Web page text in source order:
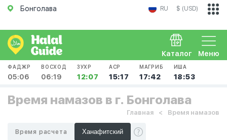
Бонголава RU $ (USD)
Меню
Каталог
ФАДЖР
05:06
ВОСХОД
06:19
ЗУХР
12:07
АСР
15:17
МАГРИБ
17:42
ИША
18:53
Время намазов в г. Бонголава
Главная Время намазов
Время расчета